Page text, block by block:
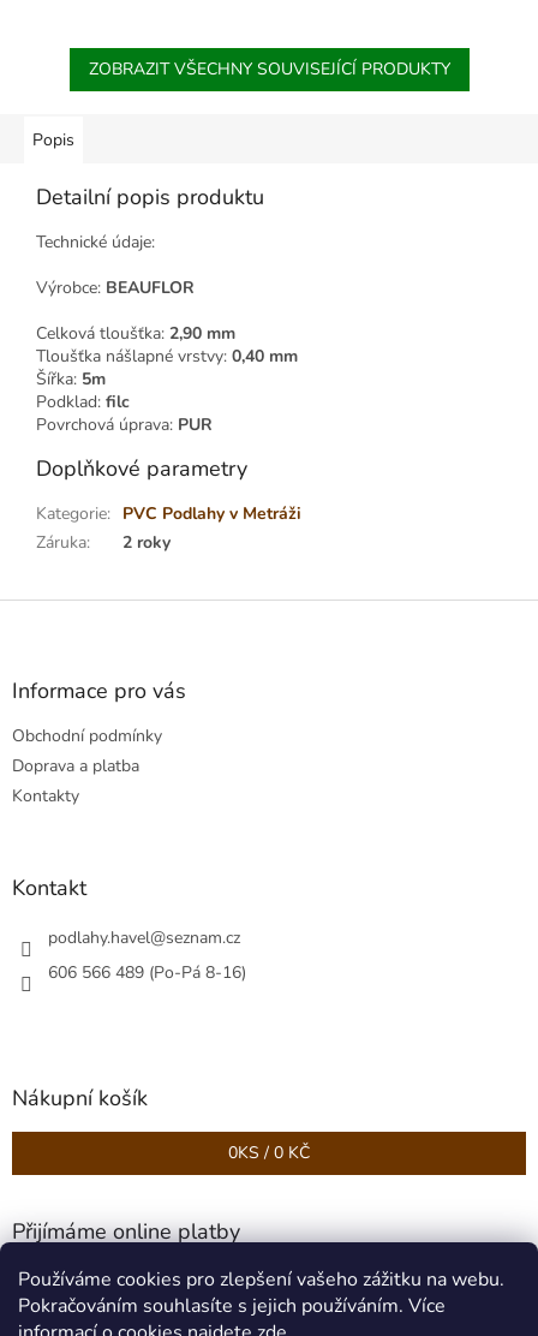
Používáme cookies pro zlepšení vašeho zážitku na webu.
Pokračováním souhlasíte s jejich používáním. Více
ZOBRAZIT VŠECHNY SOUVISEJÍCÍ PRODUKTY
Popis
Detailní popis produktu
Technické údaje:
Výrobce: BEAUFLOR
Celková tloušťka: 2,90 mm
Tloušťka nášlapné vrstvy: 0,40 mm
Šířka: 5m
Podklad: filc
Povrchová úprava: PUR
Doplňkové parametry
Kategorie: PVC Podlahy v Metráži
Záruka: 2 roky
Z
Informace pro vás
Obchodní podmínky
Doprava a platba
Kontakty
Kontakt
podlahy.havel@seznam.cz
606 566 489 (Po-Pá 8-16)
Nákupní košík
0KS / 0 KČ
Přijímáme online platby